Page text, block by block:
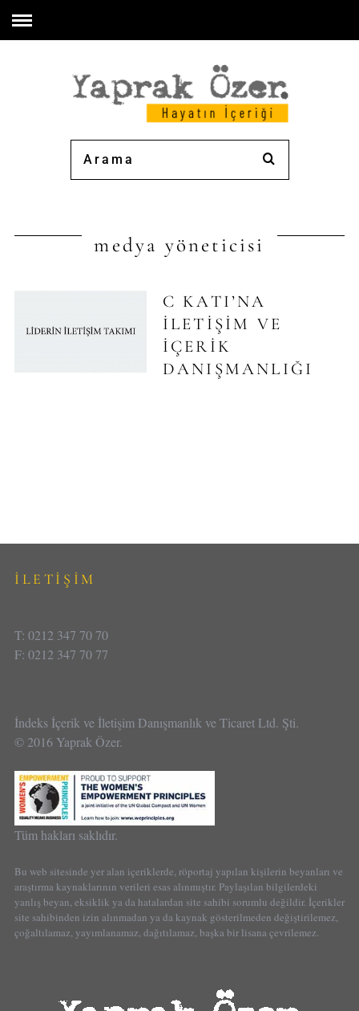
medya yöneticisi
C KATI’NA
İLETIŞIM VE
İÇERIK
DANIŞMANLIĞI
İLETİŞİM
T: 0212 347 70 70
F: 0212 347 70 77
İndeks İçerik ve İletişim Danışmanlık ve Ticaret Ltd. Şti.
© 2016 Yaprak Özer.
Tüm hakları saklıdır.
Bu web sitesinde yer alan içeriklerde, röportaj yapılan kişilerin beyanları ve
araştırma kaynaklarının verileri esas alınmıştır. Paylaşılan bilgilerdeki
yanlış beyan, eksiklik ya da hatalardan site sahibi sorumlu değildir. İçerikler
site sahibinden izin alınmadan ya da kaynak gösterilmeden değiştirilemez,
çoğaltılamaz, yayımlanamaz, dağıtılamaz, başka bir lisana çevrilemez.